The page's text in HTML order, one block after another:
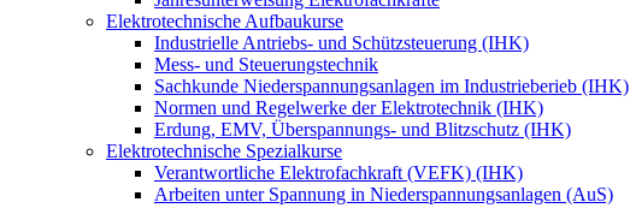
Elektrotechnische Aufbaukurse
Industrielle Antriebs- und Schützsteuerung (IHK)
Mess- und Steuerungstechnik
Sachkunde Niederspannungsanlagen im Industrieberieb (IHK)
Normen und Regelwerke der Elektrotechnik (IHK)
Erdung, EMV, Überspannungs- und Blitzschutz (IHK)
Elektrotechnische Spezialkurse
Verantwortliche Elektrofachkraft (VEFK) (IHK)
Arbeiten unter Spannung in Niederspannungsanlagen (AuS)